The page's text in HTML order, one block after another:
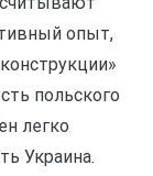
опыт,
польского
легко
Украина.